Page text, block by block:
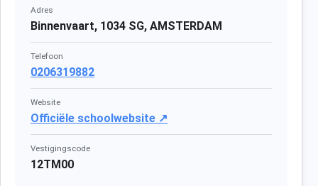
Adres
Binnenvaart, 1034 SG, AMSTERDAM
Telefoon
0206319882
Website
Officiële schoolwebsite ↗
Vestigingscode
12TM00